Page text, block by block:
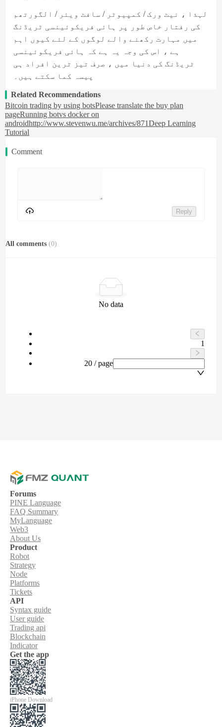
لہذا ، نیٹ ورک / کمپیوٹر / سافٹ ویئر / الگورتھم
کی رفتار خاص طور پر ہائی فریکوئینسی ٹریڈنگ
میں مہارت رکھنے والے لوگوں کے لئے کیوں اہم
ہے ، اس کی وجہ یہ ہے کہ ہائی فریکوئینسی
ٹریڈنگ کی دنیا میں ، صرف تیز ترین افراد ہی
پیسہ کما سکتے ہیں۔
Related Recommendations
Bitcoin trading by using botsPlease translate the buy plan
pageRunning botvs docker on
androidhttp://www.stevenwu.me/archives/871Deep Learning
Tutorial
Comment
Reply
All comments (0)
No data
1
20 / page
Forums
PINE Language
FAQ Summary
MyLanguage
Web3
About Us
Product
Robot
Strategy
Node
Platforms
Tickets
API
Syntax guide
User guide
Trading api
Blockchain
Indicator
Get the app
iPhone Download